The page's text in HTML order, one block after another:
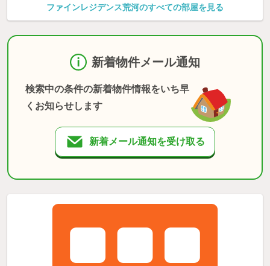
ファインレジデンス荒河のすべての部屋を見る
新着物件メール通知
検索中の条件の新着物件情報をいち早
くお知らせします
新着メール通知を受け取る